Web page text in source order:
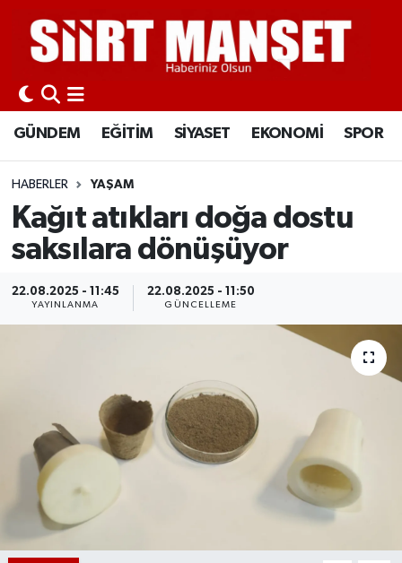
GÜNDEM EĞİTİM SİYASET EKONOMİ SPOR
HABERLER YAŞAM
Kağıt atıkları doğa dostu
saksılara dönüşüyor
22.08.2025 - 11:45
YAYINLANMA
22.08.2025 - 11:50
GÜNCELLEME
GÜNDEM
EĞİTİM
SİYASET
EKONOMİ
SPOR
İLÇELER
Siirt Nöbetçi Eczaneler
Siirt Hava Durumu
Siirt Namaz Vakitleri
Siirt Trafik Yoğunluk Haritası
Süper Lig Puan Durumu ve Fikstür
Tüm Manşetler